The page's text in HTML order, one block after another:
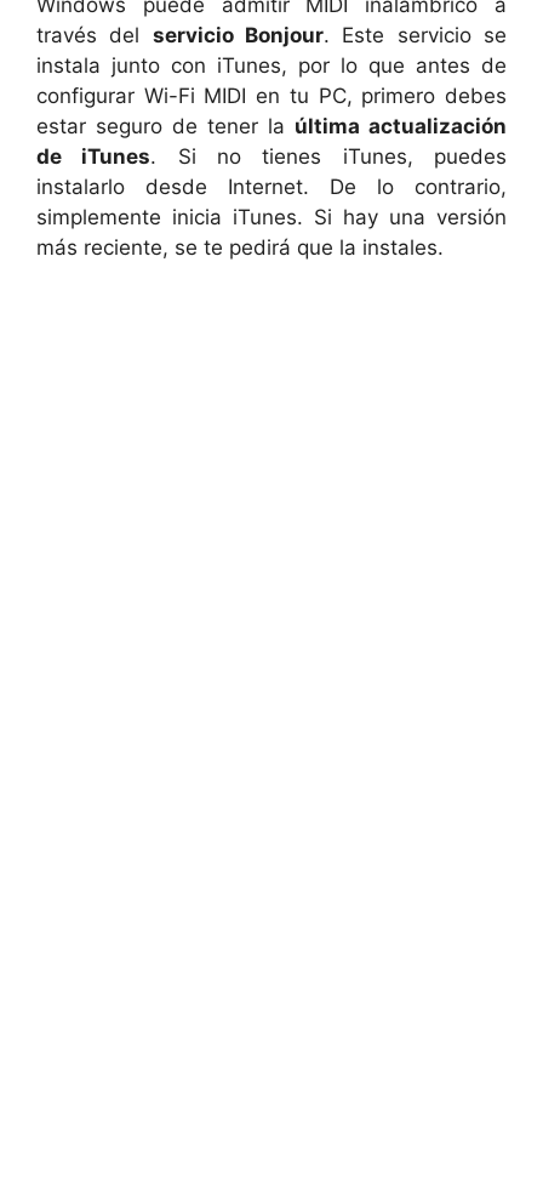
través del servicio Bonjour. Este servicio se
instala junto con iTunes, por lo que antes de
configurar Wi-Fi MIDI en tu PC, primero debes
estar seguro de tener la última actualización
de iTunes. Si no tienes iTunes, puedes
instalarlo desde Internet. De lo contrario,
simplemente inicia iTunes. Si hay una versión
más reciente, se te pedirá que la instales.